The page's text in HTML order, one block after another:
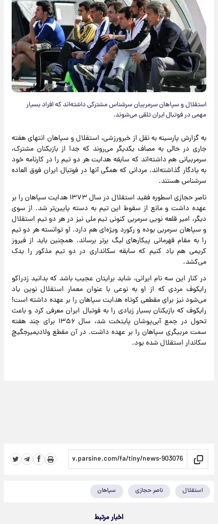
استقلال و سپاهان سرمربیان سرشناس مشترکی داشته‌اند که افراد بسیار
مهمی در فوتبال ایران تلقی می‌شوند.
به گزارش پارسینه به نقل از خبرورزشی، استقلال و سپاهان انتهای هفته
جاری در حالی به مصاف یکدیگر می‌روند که جدا از بازیکنان مشترک،
سرمربیانی هم داشته‌اند که سابقه هدایت هر دو تیم را در کارنامه خود
به یادگار گذاشته‌اند. مردانی که همگی آنها در فوتبال ایران فوق العاده
سرشناس هستند.
ناصر حجازی اسطوره فقید استقلال در سال ۱۳۷۳ هدایت سپاهان را بر
عهده داشت و مانع از سقوط این تیم به دسته پایین‌تر شد. از سوی
دیگر، امیر قلعه نویی سرمربی کنونی تیم ملی نیز در هر دو تیم استقلال
و سپاهان سرمربی بوده و رکورد ویژه‌ای هم دارد. او توانسته هر دو تیم
را به مقام قهرمانی پیکارهای لیگ برتر برساند. همچنین باید از فیروز
کریمی هم یاد کنیم که سابقه سکانداری در دو تیم مذکور را یدک
می‌کشد.
در کنار این سه نام ایرانی، شاید برایتان عجیب باشد که بدانید زدراکو
رایکوف مردی که از او به نوعی با عنوان معمار استقلال نوین یاد
می‌شود نیز برای مقطعی کوتاه هدایت سپاهان را بر عهده داشته است!
رایکوف که بازیکنان بسیار زیادی را به فوتبال ایران معرفی کرد و باعث
تحول در جمع آبی‌پوشان پایتخت شد، سال ۱۳۵۶ برای چند هفته
سمت مربیگری سپاهان را بر عهده داشت. در آن مقطع ولادیمیرجگیچ
سکاندار استقلال شده بود.
استقلال ناصر حجازی سپاهان
اخبار مرتبط